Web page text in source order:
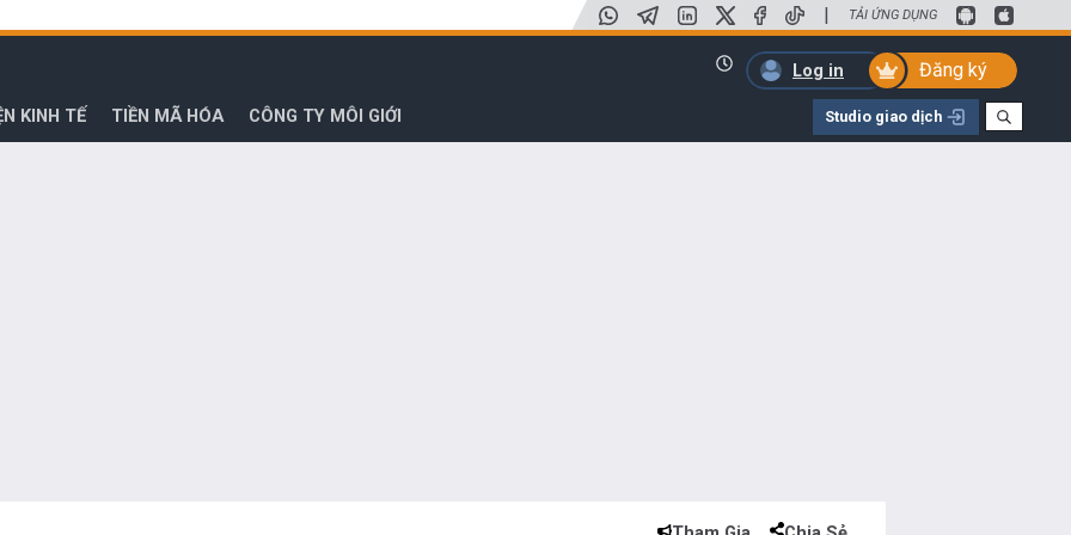
| TẢI ỨNG DỤNG
Log in
Đăng ký
KINH TẾ TIỀN MÃ HÓA CÔNG TY MÔI GIỚI Studio giao dịch